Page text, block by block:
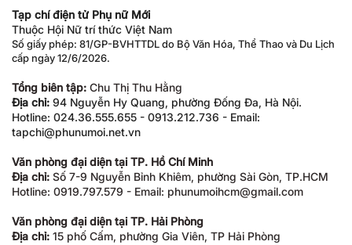
Tạp chí điện tử Phụ nữ Mới
Thuộc Hội Nữ trí thức Việt Nam
Số giấy phép: 81/GP-BVHTTDL do Bộ Văn Hóa, Thể Thao và Du Lịch
cấp ngày 12/6/2026.
Tổng biên tập: Chu Thị Thu Hằng
Địa chỉ: 94 Nguyễn Hy Quang, phường Đống Đa, Hà Nội.
Hotline: 024.36.555.655 - 0913.212.736 - Email:
tapchi@phunumoi.net.vn
Văn phòng đại diện tại TP. Hồ Chí Minh
Địa chỉ: Số 7-9 Nguyễn Bỉnh Khiêm, phường Sài Gòn, TP.HCM
Hotline: 0919.797.579 - Email: phunumoihcm@gmail.com
Văn phòng đại diện tại TP. Hải Phòng
Địa chỉ: 15 phố Cấm, phường Gia Viên, TP Hải Phòng